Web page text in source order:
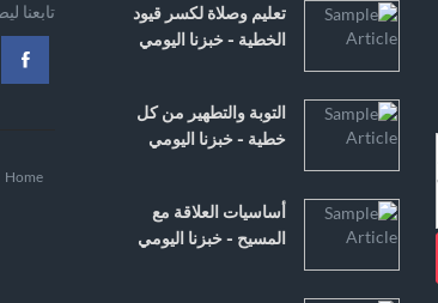
تعليم وصلاة لكسر قيود
الخطية - خبزنا اليومي
التوبة والتطهير من كل
خطية - خبزنا اليومي
أساسيات العلاقة مع
المسيح - خبزنا اليومي
تابعنا
Home